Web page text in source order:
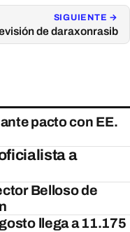
SIGUIENTE →
de daraxonrasib
pacto con EE.
a
Belloso de
llega a 11.175